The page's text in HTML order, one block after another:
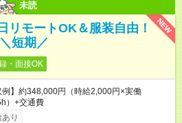
未読
NEW
リモートOK＆服装自由！
短期／
・面接OK
】約348,000円（時給2,000円×実働
）+交通費
り